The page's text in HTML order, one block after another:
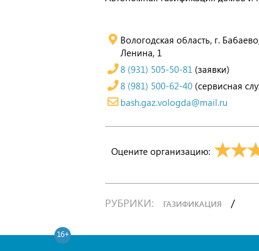
Вологодская область, г.
Ленина, 1
8 (931) 505-50-81 (заявки)
8 (981) 500-62-40 (сервисная
bash.gaz.vologda@mail.ru
Оцените организацию:
РУБРИКИ: ГАЗИФИКАЦИЯ /
16+